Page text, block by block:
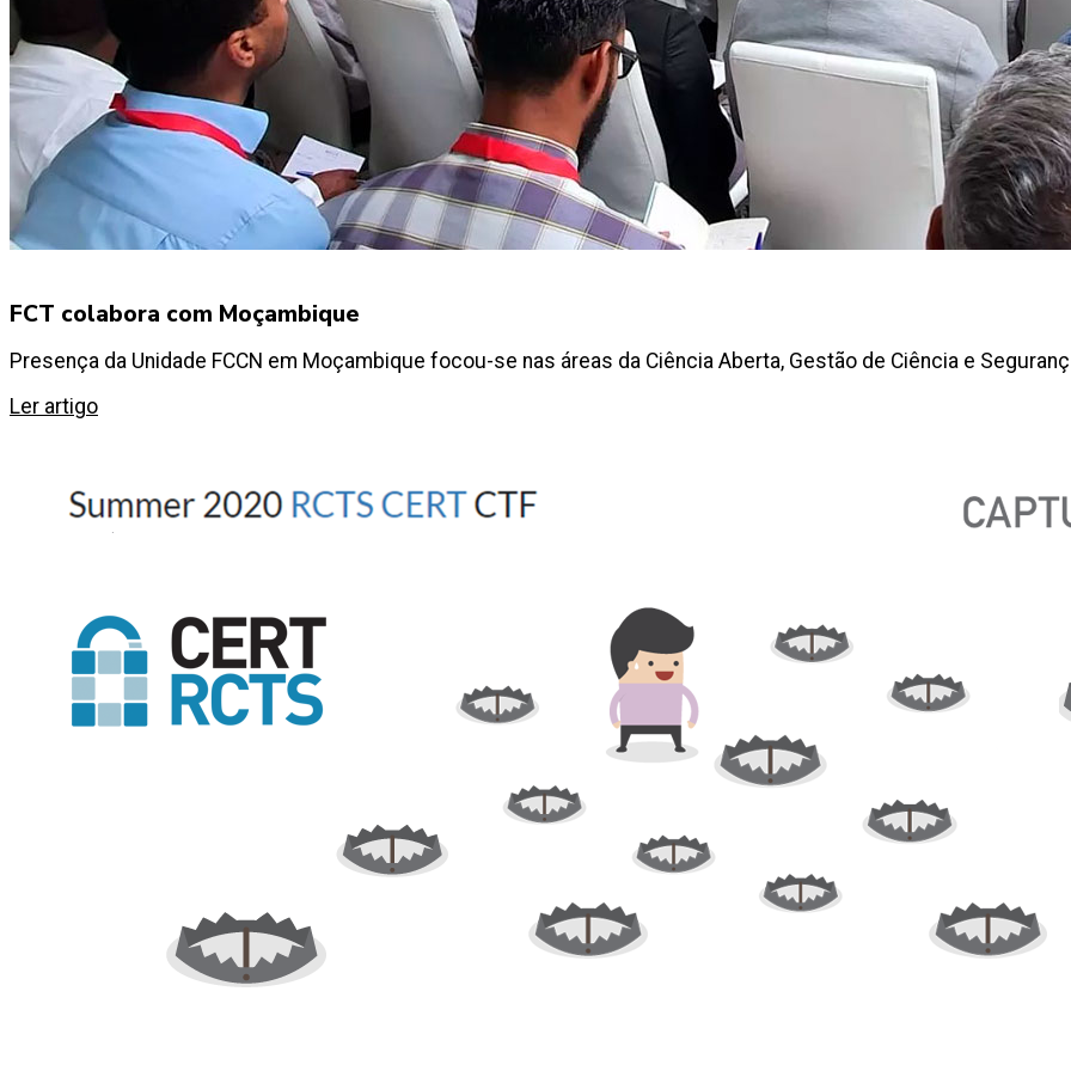
FCT colabora com Moçambique
Presença da Unidade FCCN em Moçambique focou-se nas áreas da Ciência Aberta, Gestão de Ciência e
Ler artigo